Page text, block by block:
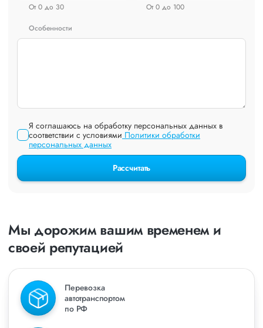
От 0 до 30
От 0 до 100
Особенности
Я соглашаюсь на обработку персональных данных в
соответствии с условиями Политики обработки
персональных данных
Рассчитать
Мы дорожим вашим временем и
своей репутацией
Перевозка
автотранспортом
по РФ